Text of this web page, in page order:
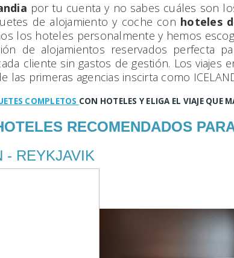
por tu cuenta y no sabes cuáles son
de alojamiento y coche con hoteles
los hoteles personalmente y hemos
de alojamientos reservados
cliente sin gastos de gestión. Los
primeras agencias inscirta como ICELAND
COMPLETOS CON HOTELES Y ELIGA EL VIAJE QUE
RECOMENDADOS
- REYKJAVIK